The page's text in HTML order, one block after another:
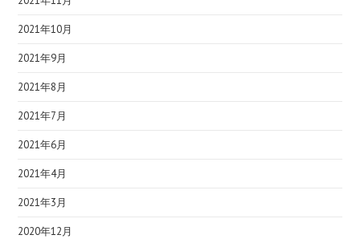
2021年10月
2021年9月
2021年8月
2021年7月
2021年6月
2021年4月
2021年3月
2020年12月